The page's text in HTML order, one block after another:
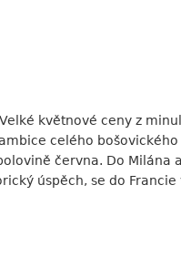
květnové ceny z
celého
června. Do Milána
úspěch, se do